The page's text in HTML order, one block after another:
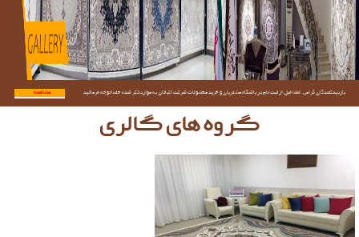
بازدیدکنندگان گرامی؛ لطفا قبل از ثبت نام در باشگاه مشتریان و خرید محصولات شرکت اکباتان به موارد ذکر شده حتما توجه فرمائید. مشاهده...
گروه های گالری